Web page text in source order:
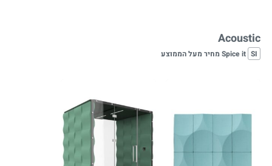
Acoustic
SI Spice it מחיר מעל הממוצע